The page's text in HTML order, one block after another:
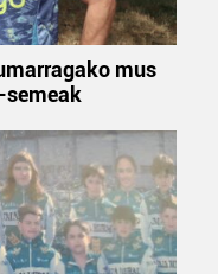
mus
semeak